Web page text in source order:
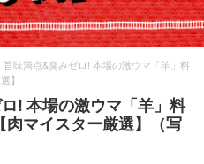
旨味満点&臭みゼロ! 本場の激ウマ「羊」料
】
! 本場の激ウマ「羊」料
マイスター厳選】（写